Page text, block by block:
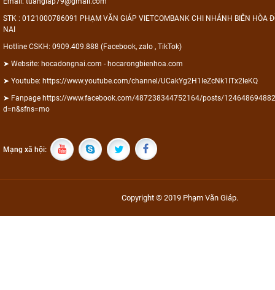
STK : 0121000786091 PHẠM VĂN GIÁP VIETCOMBANK CHI NHÁNH BIÊN HÒA
NAI
Hotline CSKH: 0909.409.888 (Facebook, zalo , TikTok)
➤ Website: hocadongnai.com - hocarongbienhoa.com
➤ Youtube: https://www.youtube.com/channel/UCakYg2H1IeZcNk1ITx2leKQ
➤ Fanpage https://www.facebook.com/487238344752164/posts/
d=n&sfns=mo
Mạng xã hội:
Copyright © 2019 Phạm Văn Giáp.